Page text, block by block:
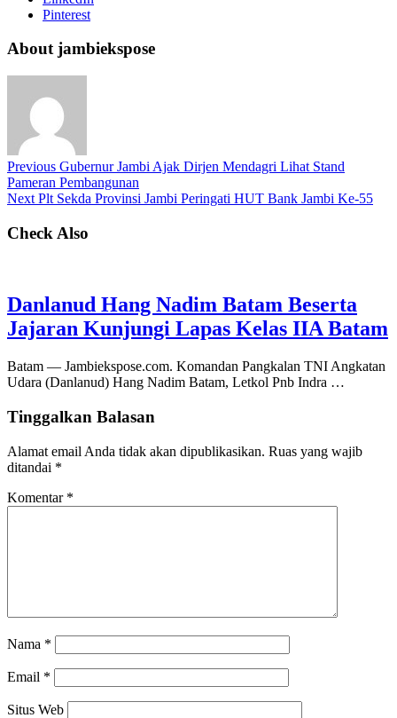
Pinterest
About jambiekspose
Previous Gubernur Jambi Ajak Dirjen Mendagri Lihat Stand
Pameran Pembangunan
Next Plt Sekda Provinsi Jambi Peringati HUT Bank Jambi Ke-55
Check Also
Danlanud Hang Nadim Batam Beserta
Jajaran Kunjungi Lapas Kelas IIA Batam
Batam — Jambiekspose.com. Komandan Pangkalan TNI Angkatan
Udara (Danlanud) Hang Nadim Batam, Letkol Pnb Indra …
Tinggalkan Balasan
Alamat email Anda tidak akan dipublikasikan. Ruas yang wajib
ditandai *
Komentar *
Nama *
Email *
Situs Web